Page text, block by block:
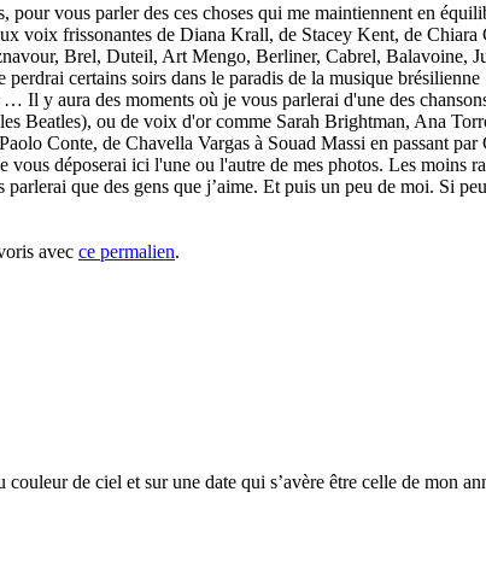
vous parler des ces choses qui me maintiennent en
voix frissonantes de Diana Krall, de Stacey Kent, de
Brel, Duteil, Art Mengo, Berliner, Cabrel, Balavoine,
perdrai certains soirs dans le paradis de la musique
y aura des moments où je vous parlerai d'une des
Beatles), ou de voix d'or comme Sarah Brightman, Ana
Conte, de Chavella Vargas à Souad Massi en passant
déposerai ici l'une ou l'autre de mes photos. Les moins
que des gens que j’aime. Et puis un peu de moi. Si
avec ce permalien.
de ciel et sur une date qui s’avère être celle de mon